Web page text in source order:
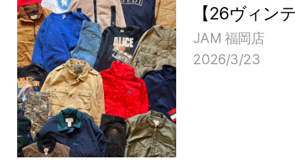
【26ヴィン
JAM 福岡店
2026/3/23